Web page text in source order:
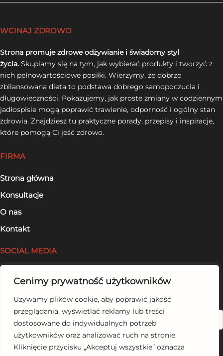
Cenimy prywatność użytkowników
Używamy plików cookie, aby poprawić jakość
przeglądania, wyświetlać reklamy lub treści
dostosowane do indywidualnych potrzeb
użytkowników oraz analizować ruch na stronie.
Kliknięcie przycisku „Akceptuj wszystkie” oznacza
WCINAJ ZDROWO
Strona promuje zdrowe odżywianie i świadomy styl
życia. Skupiamy się na tym, jak wybierać produkty i tworzyć z
nich pełnowartościowe posiłki. Wierzymy, że dobrze
zbilansowana dieta to podstawa dobrego samopoczucia i
długowieczności. Pokazujemy, jak proste zmiany w codziennym
jadłospisie mogą poprawić trawienie, odporność i ogólny stan
zdrowia. Znajdziesz tu praktyczne porady, przepisy i inspiracje,
które pomogą Ci jeść zdrowo.
FIRMA
Strona główna
Konsultacje
O nas
Kontakt
SOCIAL MEDIA
Szukaj